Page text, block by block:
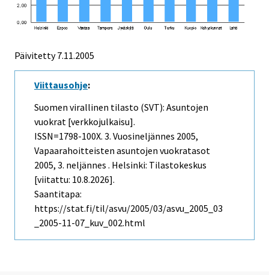
Päivitetty7.11.2005
Viittausohje:
Suomen virallinen tilasto (SVT): Asuntojen
vuokrat [verkkojulkaisu].
ISSN=1798-100X. 3. Vuosineljännes 2005,
Vapaarahoitteisten asuntojen vuokratasot
2005, 3. neljännes . Helsinki: Tilastokeskus
[viitattu: 10.8.2026].
Saantitapa:
https://stat.fi/til/asvu/2005/03/asvu_2005_03
_2005-11-07_kuv_002.html